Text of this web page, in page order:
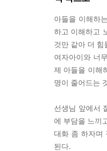
아들을 이해하
하고 이해하고
것만 같아 더 힘
여자아이와 너
제 아들을 이해
명이 줄어드는
선생님 앞에서
에 부담을 느끼
대화 좀 하자며
된다.